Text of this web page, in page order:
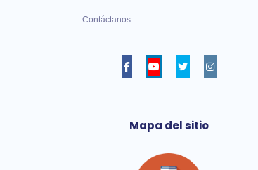
Contáctanos
FacebookYoutubetwitterinstagram
Mapa del sitio